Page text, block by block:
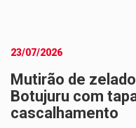
23/07/2026
Mutirão de
Botujuru com
cascalhamento